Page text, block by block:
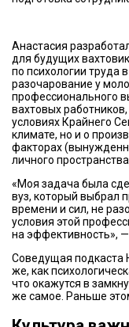
Анастасия
для будущих
по психологии труда
разочарование у
профессионального
вахтовых
условиях Крайнего
климате, но и о
факторах
личного
«Моя задача была
вуз, который выбрал
времени и сил, не
условия этой
на эффективность», —
Соведущая подкаста
же, как
что окажутся в
же самое. Раньше